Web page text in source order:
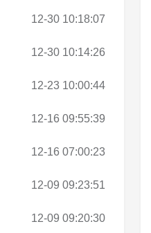
12-30 10:18:07
12-30 10:14:26
12-23 10:00:44
12-16 09:55:39
12-16 07:00:23
12-09 09:23:51
12-09 09:20:30